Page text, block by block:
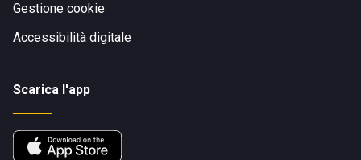
Gestione cookie
Accessibilità digitale
Scarica l'app